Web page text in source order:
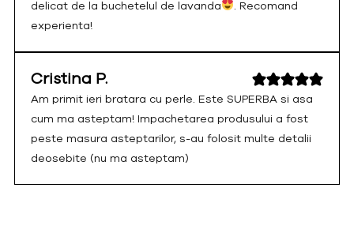
delicat de la buchetelul de lavanda
. Recomand
experienta!
Cristina P.
Am primit ieri bratara cu perle. Este SUPERBA si asa
cum ma asteptam! Impachetarea produsului a fost
peste masura asteptarilor, s-au folosit multe detalii
deosebite (nu ma asteptam)